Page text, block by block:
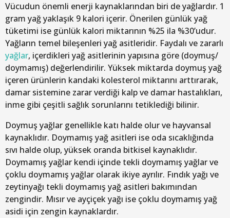
Vücudun önemli enerji kaynaklarından biri de yağlardır. 1
gram yağ yaklaşık 9 kalori içerir. Önerilen günlük yağ
tüketimi ise günlük kalori miktarının %25 ila %30’udur.
Yağların temel bileşenleri yağ asitleridir. Faydalı ve zararlı
yağlar, içerdikleri yağ asitlerinin yapısına göre (doymuş/
doymamış) değerlendirilir. Yüksek miktarda doymuş yağ
içeren ürünlerin kandaki kolesterol miktarını arttırarak,
damar sistemine zarar verdiği kalp ve damar hastalıkları,
inme gibi çeşitli sağlık sorunlarını tetiklediği bilinir.
Doymuş yağlar genellikle katı halde olur ve hayvansal
kaynaklıdır. Doymamış yağ asitleri ise oda sıcaklığında
sıvı halde olup, yüksek oranda bitkisel kaynaklıdır.
Doymamış yağlar kendi içinde tekli doymamış yağlar ve
çoklu doymamış yağlar olarak ikiye ayrılır. Fındık yağı ve
zeytinyağı tekli doymamış yağ asitleri bakımından
zengindir. Mısır ve ayçiçek yağı ise çoklu doymamış yağ
asidi için zengin kaynaklardır.